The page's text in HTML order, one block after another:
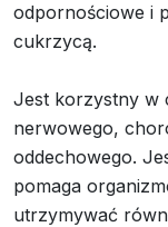
odpornościowe i
cukrzycą.
Jest korzystny w
nerwowego,
oddechowego.
pomaga
utrzymywać